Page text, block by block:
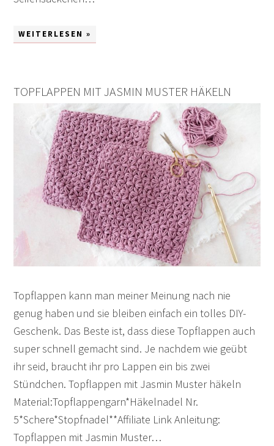
WEITERLESEN »
TOPFLAPPEN MIT JASMIN MUSTER HÄKELN
Topflappen kann man meiner Meinung nach nie
genug haben und sie bleiben einfach ein tolles DIY-
Geschenk. Das Beste ist, dass diese Topflappen auch
super schnell gemacht sind. Je nachdem wie geübt
ihr seid, braucht ihr pro Lappen ein bis zwei
Stündchen. Topflappen mit Jasmin Muster häkeln
Material:Topflappengarn*Häkelnadel Nr.
5*Schere*Stopfnadel**Affiliate Link Anleitung:
Topflappen mit Jasmin Muster…